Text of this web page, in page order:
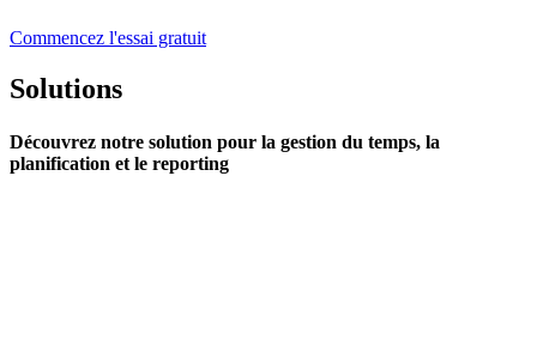
Commencez l'essai gratuit
Solutions
Découvrez notre solution pour la gestion du temps, la
planification et le reporting